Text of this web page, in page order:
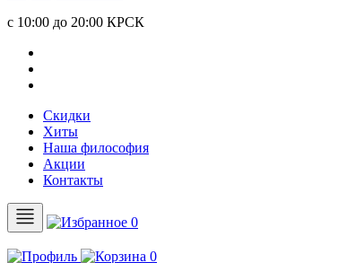
c 10:00 до 20:00 КРСК
Скидки
Хиты
Наша философия
Акции
Контакты
0
0